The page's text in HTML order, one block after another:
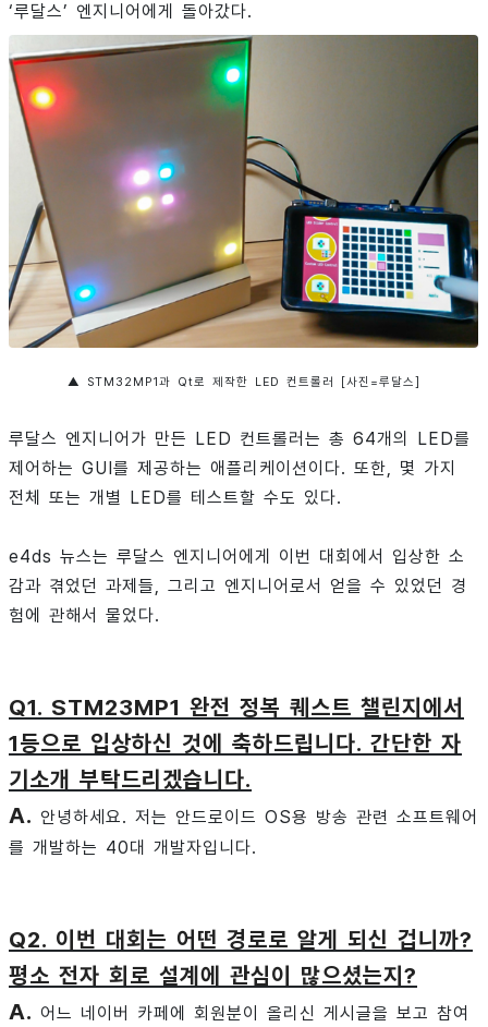
‘루달스’ 엔지니어에게 돌아갔다.
▲ STM32MP1과 Qt로 제작한 LED 컨트롤러 [사진=루달스]
루달스 엔지니어가 만든 LED 컨트롤러는 총 64개의 LED를
제어하는 GUI를 제공하는 애플리케이션이다. 또한, 몇 가지
전체 또는 개별 LED를 테스트할 수도 있다.
e4ds 뉴스는 루달스 엔지니어에게 이번 대회에서 입상한 소
감과 겪었던 과제들, 그리고 엔지니어로서 얻을 수 있었던 경
험에 관해서 물었다.
Q1. STM23MP1 완전 정복 퀘스트 챌린지에서
1등으로 입상하신 것에 축하드립니다. 간단한 자
기소개 부탁드리겠습니다.
A. 안녕하세요. 저는 안드로이드 OS용 방송 관련 소프트웨어
를 개발하는 40대 개발자입니다.
Q2. 이번 대회는 어떤 경로로 알게 되신 겁니까?
평소 전자 회로 설계에 관심이 많으셨는지?
A. 어느 네이버 카페에 회원분이 올리신 게시글을 보고 참여